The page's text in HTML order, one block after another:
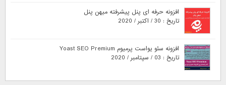
افزونه حرفه ای پنل پیشرفته میهن پنل
تاریخ : 30 / اکتبر / 2020
افزونه سئو یواست پرمیوم Yoast SEO Premium
تاریخ : 03 / سپتامبر / 2020